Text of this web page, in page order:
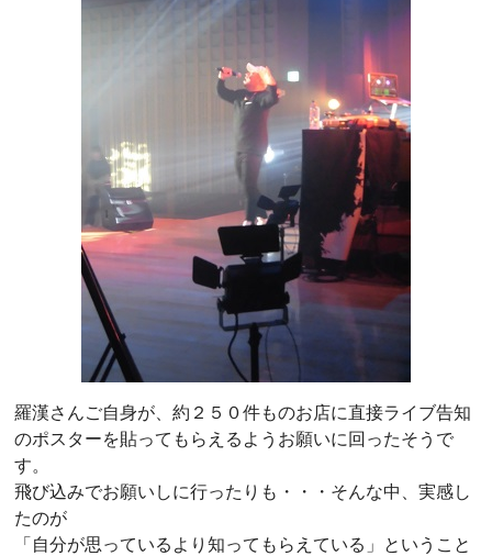
羅漢さんご自身が、約２５０件ものお店に直接ライブ告知
のポスターを貼ってもらえるようお願いに回ったそうで
す。
飛び込みでお願いしに行ったりも・・・そんな中、実感し
たのが
「自分が思っているより知ってもらえている」ということ